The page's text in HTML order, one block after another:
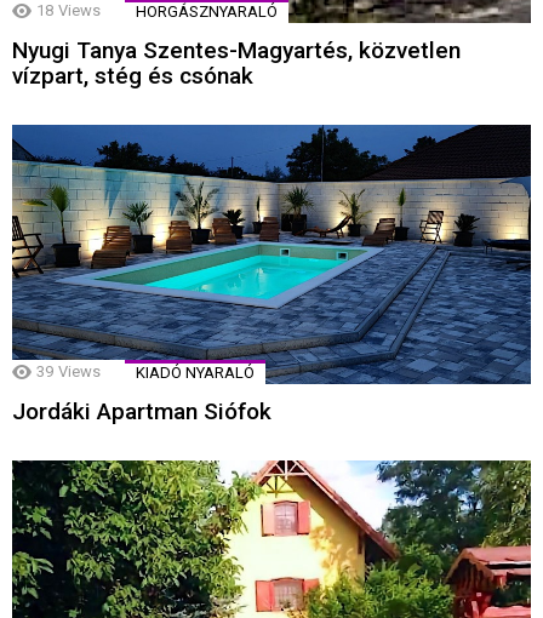
18 Views HORGÁSZNYARALÓ
Nyugi Tanya Szentes-Magyartés, közvetlen
vízpart, stég és csónak
39 Views KIADÓ NYARALÓ
Jordáki Apartman Siófok